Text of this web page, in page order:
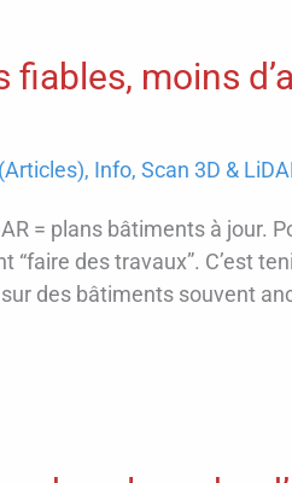
moins
, Info, Scan 3D &
= plans bâtiments à jour.
des travaux”. C’est
des bâtiments souvent